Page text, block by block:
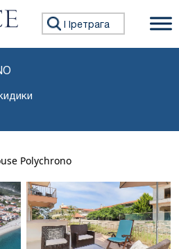
Претражи:
Polychrono